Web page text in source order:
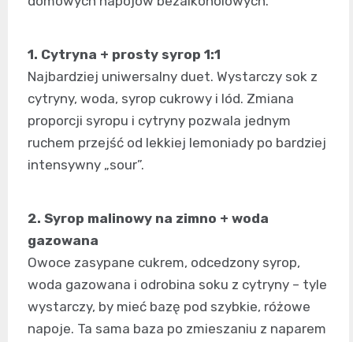
1. Cytryna + prosty syrop 1:1
Najbardziej uniwersalny duet. Wystarczy sok z
cytryny, woda, syrop cukrowy i lód. Zmiana
proporcji syropu i cytryny pozwala jednym
ruchem przejść od lekkiej lemoniady po bardziej
intensywny „sour”.
2. Syrop malinowy na zimno + woda
gazowana
Owoce zasypane cukrem, odcedzony syrop,
woda gazowana i odrobina soku z cytryny – tyle
wystarczy, by mieć bazę pod szybkie, różowe
napoje. Ta sama baza po zmieszaniu z naparem